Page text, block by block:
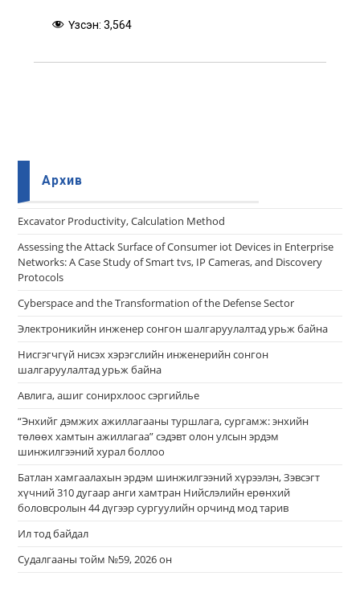
Үзсэн: 3,564
Архив
Еxcavator Productivity, Calculation Method
Assessing the Attack Surface of Consumer iot Devices in Enterprise
Networks: A Case Study of Smart tvs, IP Cameras, and Discovery
Protocols
Cyberspace and the Transformation of the Defense Sector
Электроникийн инженер сонгон шалгаруулалтад урьж байна
Нисгэгчгүй нисэх хэрэгслийн инженерийн сонгон
шалгаруулалтад урьж байна
Авлига, ашиг сонирхлоос сэргийлье
“Энхийг дэмжих ажиллагааны туршлага, сургамж: энхийн
төлөөх хамтын ажиллагаа” сэдэвт олон улсын эрдэм
шинжилгээний хурал боллоо
Батлан хамгаалахын эрдэм шинжилгээний хүрээлэн, Зэвсэгт
хүчний 310 дугаар анги хамтран Нийслэлийн ерөнхий
боловсролын 44 дүгээр сургуулийн орчинд мод тарив
Ил тод байдал
Судалгааны тойм №59, 2026 он